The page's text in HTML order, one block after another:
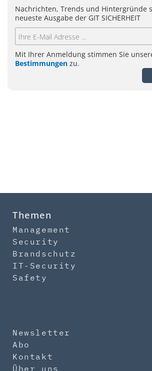
Nachrichten, Trends und Hintergründe
neueste Ausgabe der GIT SICHERHEIT
Mit Ihrer Anmeldung stimmen Sie
Bestimmungen zu.
Themen
Management
Security
Brandschutz
IT-Security
Safety
Newsletter
Abo
Kontakt
Über uns